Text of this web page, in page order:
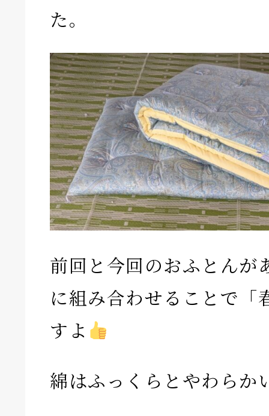
た。
前回と今回のおふとんが
に組み合わせることで「
すよ
綿はふっくらとやわらか